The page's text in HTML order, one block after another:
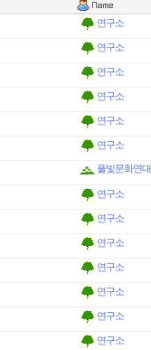
연구소
연구소
연구소
연구소
연구소
연구소
풀빛문화연대
연구소
연구소
연구소
연구소
연구소
연구소
연구소